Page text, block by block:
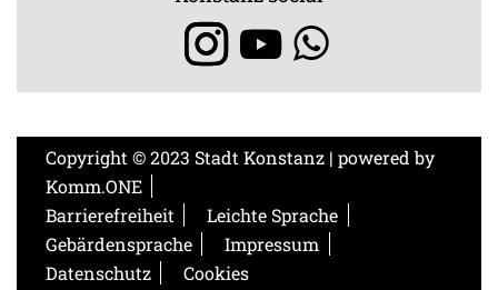
Copyright © 2023 Stadt Konstanz | powered by
Komm.ONE
Barrierefreiheit
Leichte Sprache
Gebärdensprache
Impressum
Datenschutz
Cookies